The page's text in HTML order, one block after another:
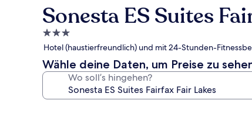
Sonesta ES Suites
3.0-
Sterne-
Unterkunft
Hotel (haustierfreundlich) und mit 24-Stunden-
Wähle deine Daten, um Preise zu
Wo soll’s hingehen?